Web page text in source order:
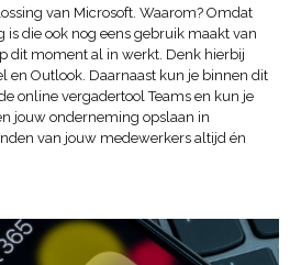
van Microsoft. Waarom? Omdat
is die ook nog eens gebruik maakt van
dit moment al in werkt. Denk hierbij
en Outlook. Daarnaast kun je binnen dit
online vergadertool Teams en kun je
jouw onderneming opslaan in
van jouw medewerkers altijd én